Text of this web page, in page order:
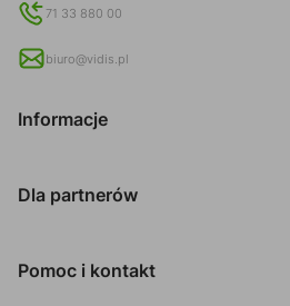
71 33 880 00
biuro@vidis.pl
Informacje
Dla partnerów
Pomoc i kontakt